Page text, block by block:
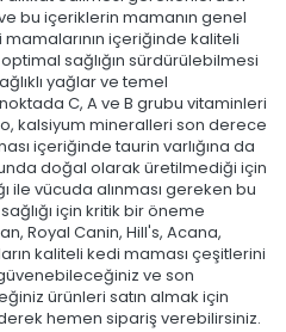
bu içeriklerin mamanın genel
mamalarının içeriğinde kaliteli
sağlığın sürdürülebilmesi
yağlar ve temel
C, A ve B grubu vitaminleri
kalsiyum mineralleri son derece
içeriğinde taurin varlığına da
doğal olarak üretilmediği için
ile vücuda alınması gereken bu
için kritik bir öneme
Royal Canin, Hill's, Acana,
kaliteli kedi maması çeşitlerini
ve son
ürünleri satın almak için
hemen sipariş verebilirsiniz.